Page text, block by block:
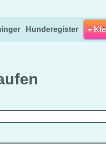
Hunderegister +